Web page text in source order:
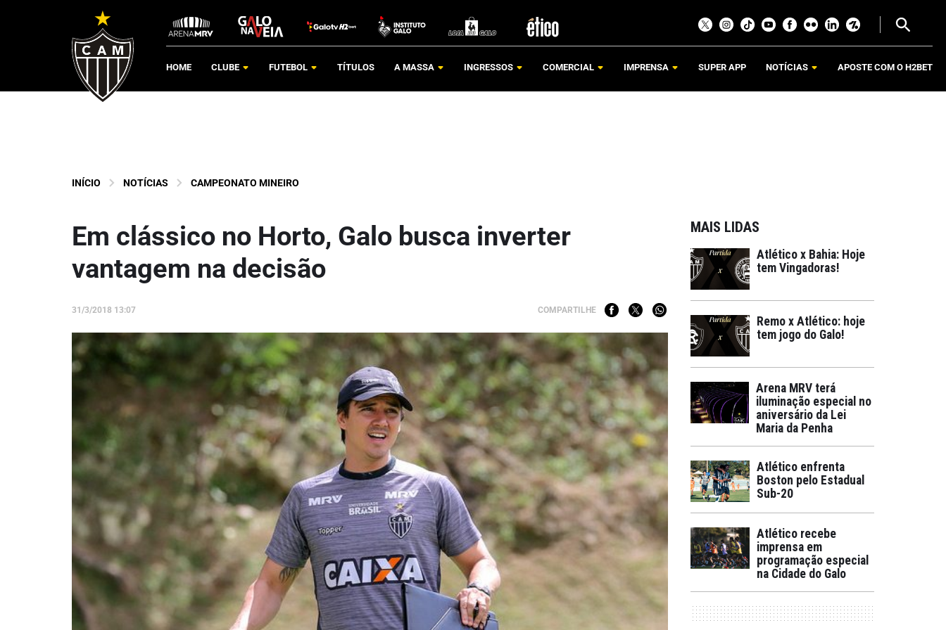
HOME CLUBE FUTEBOL TÍTULOS A MASSA INGRESSOS COMERCIAL IMPRENSA SUPER APP NOTÍCIAS APOSTE COM O H2BET
INÍCIO NOTÍCIAS CAMPEONATO MINEIRO
Em clássico no Horto, Galo busca inverter
vantagem na decisão
31/3/2018 13:07 COMPARTILHE
MAIS LIDAS
Atlético x Bahia: Hoje
tem Vingadoras!
Remo x Atlético: hoje
tem jogo do Galo!
Arena MRV terá
iluminação especial no
aniversário da Lei
Maria da Penha
Atlético enfrenta
Boston pelo Estadual
Sub-20
Atlético recebe
imprensa em
programação especial
na Cidade do Galo